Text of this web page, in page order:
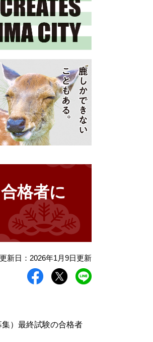
格者に
更新日：2026年1月9日更新
）最終試験の合格者